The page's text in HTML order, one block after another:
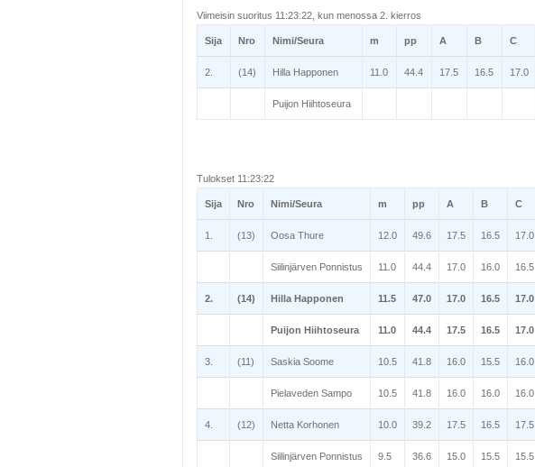
Viimeisin suoritus 11:23:22, kun menossa 2. kierros
Sija Nro Nimi/Seura m pp A B C
2. (14) Hilla Happonen 11.0 44.4 17.5 16.5 17.0
Puijon Hiihtoseura
Tulokset 11:23:22
Sija Nro Nimi/Seura m pp A B C
1. (13) Oosa Thure 12.0 49.6 17.5 16.5 17.0
Siilinjärven Ponnistus 11.0 44.4 17.0 16.0 16.5
2. (14) Hilla Happonen 11.5 47.0 17.0 16.5 17.0
Puijon Hiihtoseura 11.0 44.4 17.5 16.5 17.0
3. (11) Saskia Soome 10.5 41.8 16.0 15.5 16.0
Pielaveden Sampo 10.5 41.8 16.0 16.0 16.0
4. (12) Netta Korhonen 10.0 39.2 17.5 16.5 17.5
Siilinjärven Ponnistus 9.5 36.6 15.0 15.5 15.5